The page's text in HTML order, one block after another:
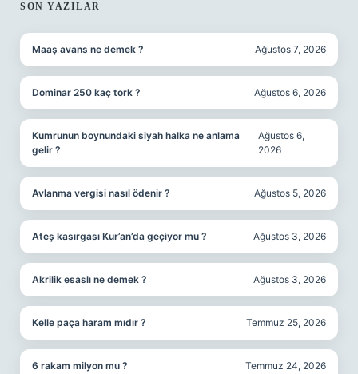
SON YAZILAR
Maaş avans ne demek ? Ağustos 7, 2026
Dominar 250 kaç tork ? Ağustos 6, 2026
Kumrunun boynundaki siyah halka ne anlama
gelir ?
Ağustos 6,
2026
Avlanma vergisi nasıl ödenir ? Ağustos 5, 2026
Ateş kasırgası Kur’an’da geçiyor mu ? Ağustos 3, 2026
Akrilik esaslı ne demek ? Ağustos 3, 2026
Kelle paça haram mıdır ? Temmuz 25, 2026
6 rakam milyon mu ? Temmuz 24, 2026